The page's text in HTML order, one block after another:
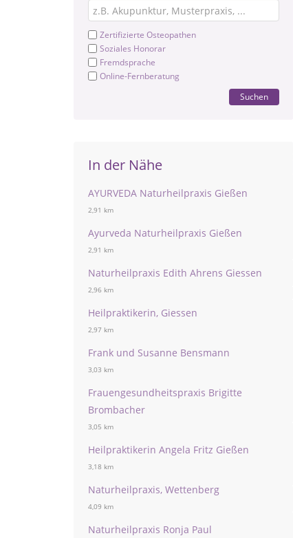
Zertifizierte Osteopathen
Soziales Honorar
Fremdsprache
Online-Fernberatung
Suchen
In der Nähe
AYURVEDA Naturheilpraxis Gießen
2,91 km
Ayurveda Naturheilpraxis Gießen
2,91 km
Naturheilpraxis Edith Ahrens Giessen
2,96 km
Heilpraktikerin, Giessen
2,97 km
Frank und Susanne Bensmann
3,03 km
Frauengesundheitspraxis Brigitte
Brombacher
3,05 km
Heilpraktikerin Angela Fritz Gießen
3,18 km
Naturheilpraxis, Wettenberg
4,09 km
Naturheilpraxis Ronja Paul